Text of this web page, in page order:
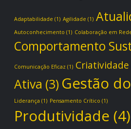
Adaptabilidade (1) Agilidade (1)
Autoconhecimento (1) Colaboração em
Comportamento
Comunicação Eficaz (1) Criatividade
Ativa (3) Gestão
Liderança (1) Pensamento Crítico (1)
Produtividade (4)